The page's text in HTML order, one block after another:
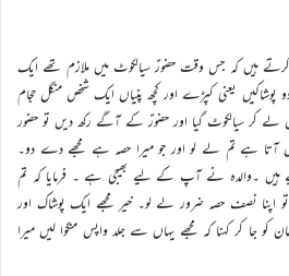
ہیں کہ جس وقت حضورؑ سیالکوٹ میں ملازم تھے ایک
پوشاکیں یعنی کپڑے اور کچھ پنیاں ایک شخص منگل حجام
کر سیالکوٹ گیا اور حضورؑ کے آگے رکھ دیں تو حضور
آتا ہے تم لے لو اور جو میرا حصہ ہے مجھے دے دو۔
۔والدہ نے آپ کے لیے بھیجی ہے ۔ فرمایا کہ تم
اپنا نصف حصہ ضرور لے لو۔ خیر مجھے ایک پوشاک اور
کو جا کر کہنا کہ مجھے یہاں سے جلد واپس منگوا لیں میرا